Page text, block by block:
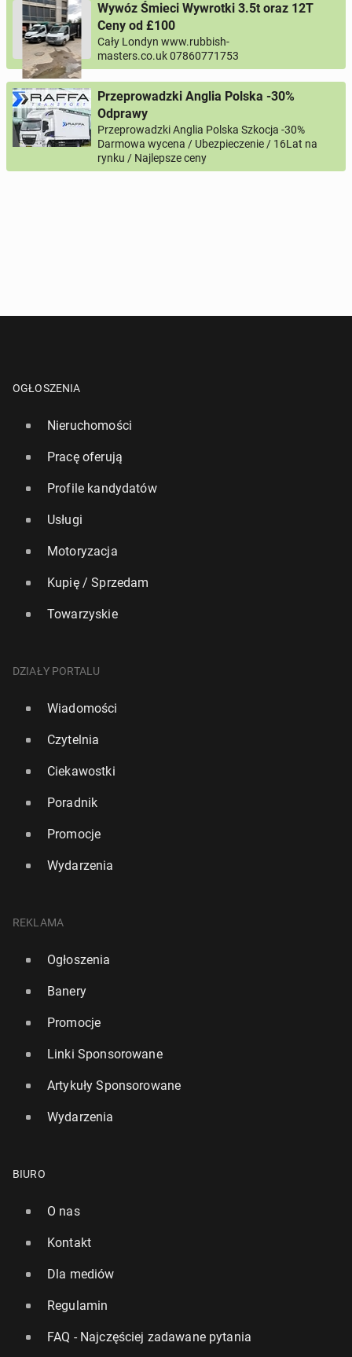
Wywóz Śmieci Wywrotki 3.5t oraz 12T
Ceny od £100
Cały Londyn www.rubbish-
masters.co.uk 07860771753
Przeprowadzki Anglia Polska -30%
Odprawy
Przeprowadzki Anglia Polska Szkocja -30%
Darmowa wycena / Ubezpieczenie / 16Lat na
rynku / Najlepsze ceny
OGŁOSZENIA
Nieruchomości
Pracę oferują
Profile kandydatów
Usługi
Motoryzacja
Kupię / Sprzedam
Towarzyskie
DZIAŁY PORTALU
Wiadomości
Czytelnia
Ciekawostki
Poradnik
Promocje
Wydarzenia
REKLAMA
Ogłoszenia
Banery
Promocje
Linki Sponsorowane
Artykuły Sponsorowane
Wydarzenia
BIURO
O nas
Kontakt
Dla mediów
Regulamin
FAQ - Najczęściej zadawane pytania